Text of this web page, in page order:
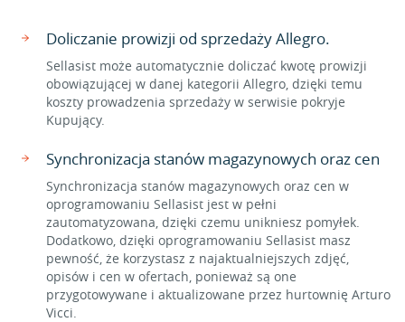
Doliczanie prowizji od sprzedaży Allegro.
Sellasist może automatycznie doliczać kwotę prowizji
obowiązującej w danej kategorii Allegro, dzięki temu
koszty prowadzenia sprzedaży w serwisie pokryje
Kupujący.
Synchronizacja stanów magazynowych oraz cen
Synchronizacja stanów magazynowych oraz cen w
oprogramowaniu Sellasist jest w pełni
zautomatyzowana, dzięki czemu unikniesz pomyłek.
Dodatkowo, dzięki oprogramowaniu Sellasist masz
pewność, że korzystasz z najaktualniejszych zdjęć,
opisów i cen w ofertach, ponieważ są one
przygotowywane i aktualizowane przez hurtownię Arturo
Vicci.